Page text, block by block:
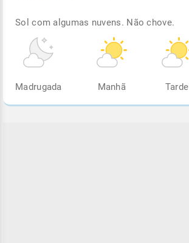
Sol com algumas nuvens. Não chove.
Madrugada Manhã Tarde